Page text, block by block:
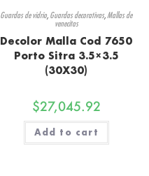
Guardas de vidrio, Guardas decorativas,Mallas de
venecitas
Decolor Malla Cod 7650
Porto Sitra 3.5×3.5
(30X30)
$27,045.92
Add to cart